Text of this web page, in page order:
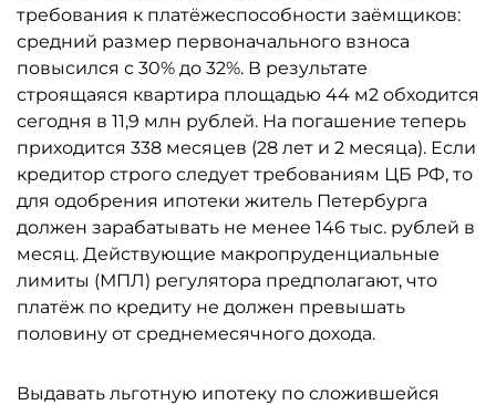
требования к платёжеспособности заёмщиков:
средний размер первоначального взноса
повысился с 30% до 32%. В результате
строящаяся квартира площадью 44 м2 обходится
сегодня в 11,9 млн рублей. На погашение теперь
приходится 338 месяцев (28 лет и 2 месяца). Если
кредитор строго следует требованиям ЦБ РФ, то
для одобрения ипотеки житель Петербурга
должен зарабатывать не менее 146 тыс. рублей в
месяц. Действующие макропруденциальные
лимиты (МПЛ) регулятора предполагают, что
платёж по кредиту не должен превышать
половину от среднемесячного дохода.
Выдавать льготную ипотеку по сложившейся